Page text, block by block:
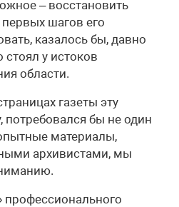
– восстановить
шагов его
казалось бы, давно
стоял у истоков
области.
газеты эту
потребовался бы не один
материалы,
архивистами, мы